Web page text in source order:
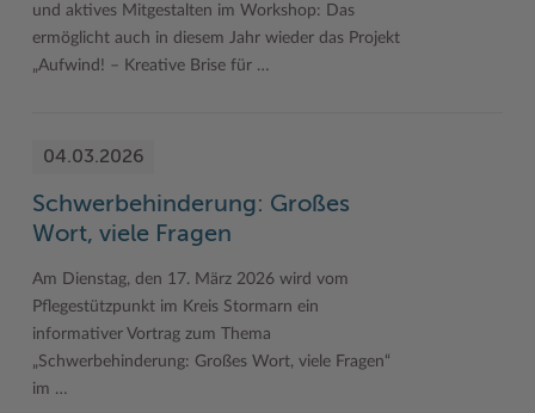
und aktives Mitgestalten im Workshop: Das
ermöglicht auch in diesem Jahr wieder das Projekt
„Aufwind! – Kreative Brise für …
04.03.2026
Schwerbehinderung: Großes
Wort, viele Fragen
Am Dienstag, den 17. März 2026 wird vom
Pflegestützpunkt im Kreis Stormarn ein
informativer Vortrag zum Thema
„Schwerbehinderung: Großes Wort, viele Fragen“
im …